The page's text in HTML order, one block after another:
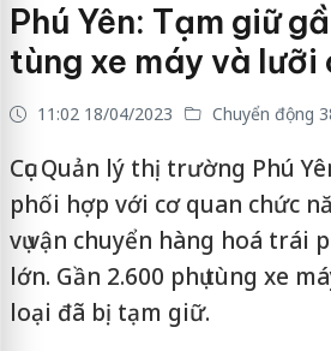
Phú Yên: Tạm giữ
tùng xe máy và lưỡi
11:02 18/04/2023 Chuyển động
Cục Quản lý thị trường Phú
phối hợp với cơ quan chức
vụ vận chuyển hàng hoá trái
lớn. Gần 2.600 phụ tùng xe
loại đã bị tạm giữ.